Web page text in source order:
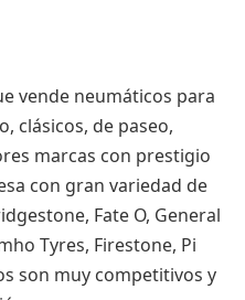
vende neumáticos para
clásicos, de paseo,
marcas con prestigio
con gran variedad de
Fate O, General
Tyres, Firestone, Pi
son muy competitivos y